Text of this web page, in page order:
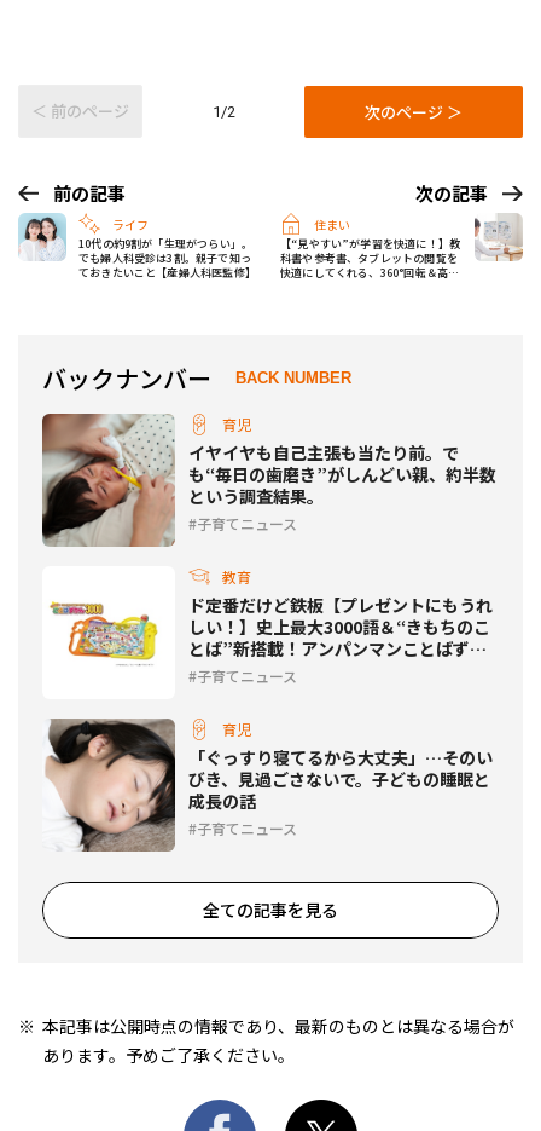
＜ 前のページ 1/2 次のページ ＞
前の記事
ライフ
10代の約9割が「生理がつらい」。
でも婦人科受診は3割。親子で知っ
ておきたいこと【産婦人科医監修】
次の記事
住まい
【“見やすい”が学習を快適に！】教
科書や参考書、タブレットの閲覧を
快適にしてくれる、360°回転＆高さ
バックナンバー BACK NUMBER
育児
イヤイヤも自己主張も当たり前。で
も“毎日の歯磨き”がしんどい親、約半数
という調査結果。
子育てニュース
教育
ド定番だけど鉄板【プレゼントにもうれ
しい！】史上最大3000語＆“きもちのこ
とば”新搭載！アンパンマンことばずか
んが進化して登場
子育てニュース
育児
「ぐっすり寝てるから大丈夫」…そのい
びき、見過ごさないで。子どもの睡眠と
成長の話
子育てニュース
全ての記事を見る
本記事は公開時点の情報であり、最新のものとは異なる場合が
あります。予めご了承ください。